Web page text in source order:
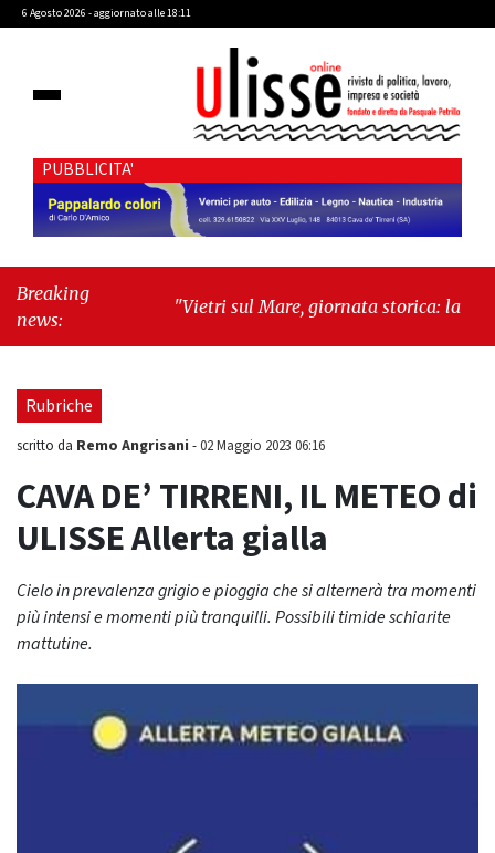
6 Agosto 2026 - aggiornato alle 18:11
PUBBLICITA'
Breaking
news:
"Vietri sul Mare, giornata storica: la ceramica
Rubriche
scritto da Remo Angrisani -02 Maggio 2023 06:16
CAVA DE’ TIRRENI, IL METEO di
ULISSE Allerta gialla
Cielo in prevalenza grigio e pioggia che si alternerà tra momenti
più intensi e momenti più tranquilli. Possibili timide schiarite
mattutine.